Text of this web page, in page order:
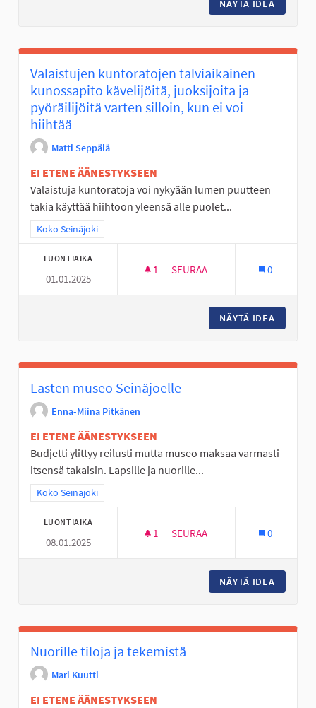
NÄYTÄ IDEA
Valaistujen kuntoratojen talviaikainen
kunossapito kävelijöitä, juoksijoita ja
pyöräilijöitä varten silloin, kun ei voi
hiihtää
Matti Seppälä
EI ETENE ÄÄNESTYKSEEN
Valaistuja kuntoratoja voi nykyään lumen puutteen
takia käyttää hiihtoon yleensä alle puolet...
Rajaa tulokset teeman mukaan: Koko Seinäjoki
Koko Seinäjoki
LUONTIAIKA
01.01.2025
1 1 SEURAAJA
SEURAA 0
NÄYTÄ IDEA
Lasten museo Seinäjoelle
Enna-Miina Pitkänen
EI ETENE ÄÄNESTYKSEEN
Budjetti ylittyy reilusti mutta museo maksaa varmasti
itsensä takaisin. Lapsille ja nuorille...
Rajaa tulokset teeman mukaan: Koko Seinäjoki
Koko Seinäjoki
LUONTIAIKA
08.01.2025
1 1 SEURAAJA
SEURAA 0
NÄYTÄ IDEA
Nuorille tiloja ja tekemistä
Mari Kuutti
EI ETENE ÄÄNESTYKSEEN